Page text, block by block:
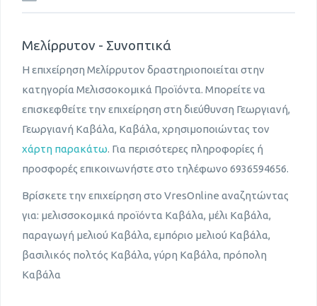
Μελίρρυτον - Συνοπτικά
Η επιχείρηση Μελίρρυτον δραστηριοποιείται στην
κατηγορία Μελισσοκομικά Προϊόντα. Μπορείτε να
επισκεφθείτε την επιχείρηση στη διεύθυνση Γεωργιανή,
Γεωργιανή Καβάλα, Καβάλα, χρησιμοποιώντας τον
χάρτη παρακάτω. Για περισότερες πληροφορίες ή
προσφορές επικοινωνήστε στο τηλέφωνο 6936594656.
Βρίσκετε την επιχείρηση στο VresOnline αναζητώντας
για: μελισσοκομικά προϊόντα Καβάλα, μέλι Καβάλα,
παραγωγή μελιού Καβάλα, εμπόριο μελιού Καβάλα,
βασιλικός πολτός Καβάλα, γύρη Καβάλα, πρόπολη
Καβάλα